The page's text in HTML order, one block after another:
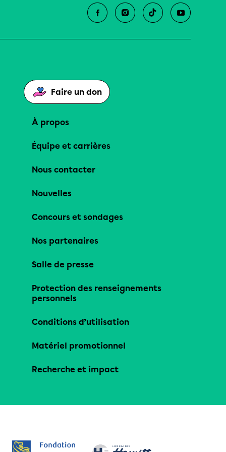
Faire un don
À propos
Équipe et carrières
Nous contacter
Nouvelles
Concours et sondages
Nos partenaires
Salle de presse
Protection des renseignements
personnels
Conditions d’utilisation
Matériel promotionnel
Recherche et impact